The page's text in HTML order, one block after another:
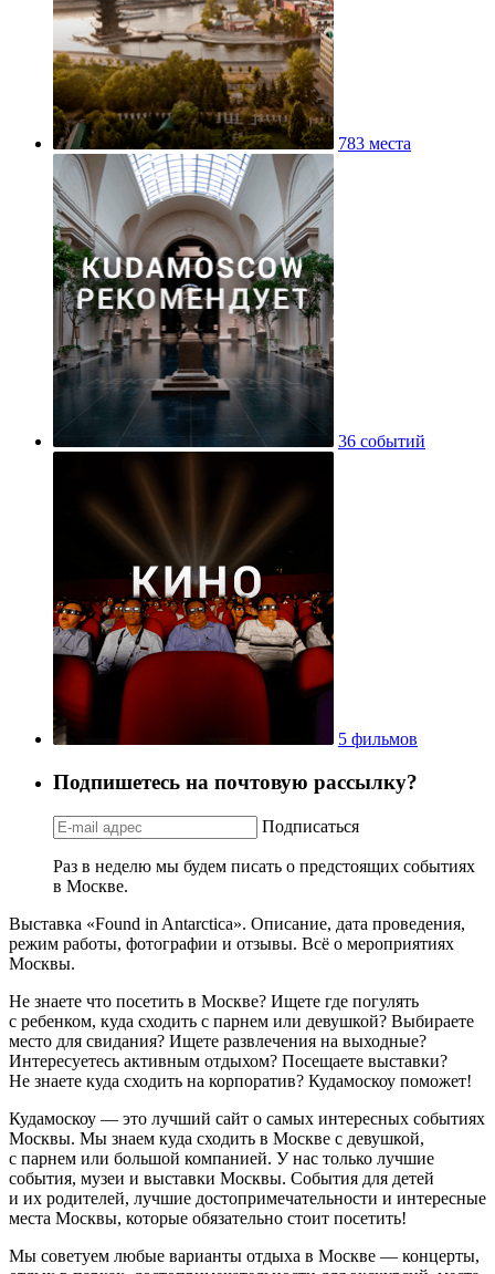
783 места
36 событий
5 фильмов
Подпишетесь на почтовую рассылку?
Подписаться
Раз в неделю мы будем писать о предстоящих событиях
в Москве.
Выставка «Found in Antarctica». Описание, дата проведения,
режим работы, фотографии и отзывы. Всё о мероприятиях
Москвы.
Не знаете что посетить в Москве? Ищете где погулять
с ребенком, куда сходить с парнем или девушкой? Выбираете
место для свидания? Ищете развлечения на выходные?
Интересуетесь активным отдыхом? Посещаете выставки?
Не знаете куда сходить на корпоратив? Кудамоскоу поможет!
Кудамоскоу — это лучший сайт о самых интересных событиях
Москвы. Мы знаем куда сходить в Москве с девушкой,
с парнем или большой компанией. У нас только лучшие
события, музеи и выставки Москвы. События для детей
и их родителей, лучшие достопримечательности и интересные
места Москвы, которые обязательно стоит посетить!
Мы советуем любые варианты отдыха в Москве — концерты,